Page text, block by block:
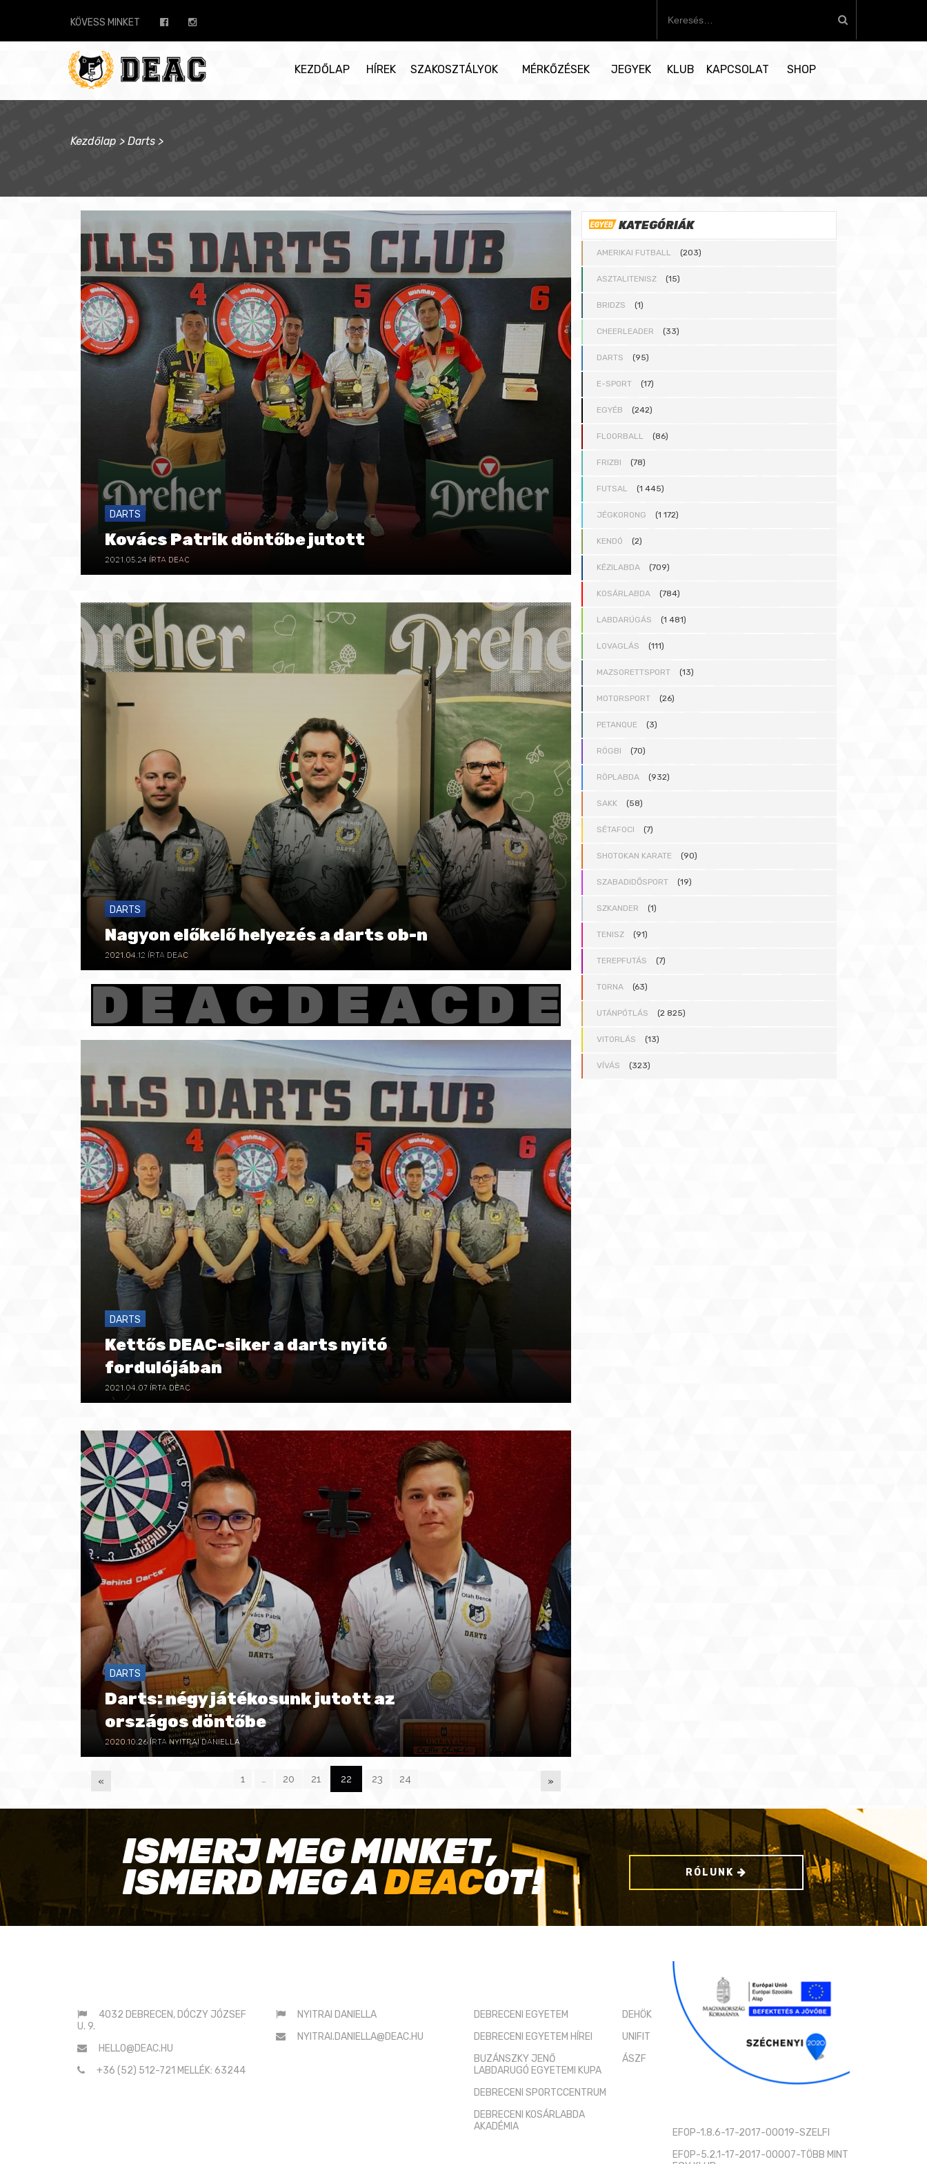
KÖVESS MINKET
r
KEZDŐLAP HÍREK SZAKOSZTÁLYOK MÉRKŐZÉSEK JEGYEK KLUB KAPCSOLAT SHOP
Kezdőlap > Darts >
DARTS
Kovács Patrik döntőbe jutott
2021.05.24 ÍRTA DEAC
DARTS
Nagyon előkelő helyezés a darts ob-n
2021.04.12 ÍRTA DEAC
DARTS
Kettős DEAC-siker a darts nyitó
fordulójában
2021.04.07 ÍRTA DEAC
DARTS
Darts: négy játékosunk jutott az
országos döntőbe
2020.10.26 ÍRTA NYITRAI DANIELLA
P
E
« 1 … 20 21 22 23 24 »
KATEGÓRIÁK
AMERIKAI FUTBALL (203)
ASZTALITENISZ (15)
BRIDZS (1)
CHEERLEADER (33)
DARTS (95)
E-SPORT (17)
EGYÉB (242)
FLOORBALL (86)
FRIZBI (78)
FUTSAL (1 445)
JÉGKORONG (1 172)
KENDÓ (2)
KÉZILABDA (709)
KOSÁRLABDA (784)
LABDARÚGÁS (1 481)
LOVAGLÁS (111)
MAZSORETTSPORT (13)
MOTORSPORT (26)
PETANQUE (3)
RÖGBI (70)
RÖPLABDA (932)
SAKK (58)
SÉTAFOCI (7)
SHOTOKAN KARATE (90)
SZABADIDŐSPORT (19)
SZKANDER (1)
TENISZ (91)
TEREPFUTÁS (7)
TORNA (63)
UTÁNPÓTLÁS (2 825)
VITORLÁS (13)
VÍVÁS (323)
ISMERJ MEG MINKET,
ISMERD MEG ADEACOT! RÓLUNK
4032 DEBRECEN, DÓCZY JÓZSEF
U. 9.
HELLO@DEAC.HU
+36 (52) 512-721 MELLÉK: 63244
NYITRAI DANIELLA
NYITRAI.DANIELLA@DEAC.HU
DEBRECENI EGYETEM
DEBRECENI EGYETEM HÍREI
BUZÁNSZKY JENŐ
LABDARUGÓ EGYETEMI KUPA
DEBRECENI SPORTCCENTRUM
DEBRECENI KOSÁRLABDA
AKADÉMIA
DEHÖK
UNIFIT
ÁSZF
EFOP-1.8.6-17-2017-00019-SZELFI
EFOP-5.2.1-17-2017-00007-TÖBB MINT